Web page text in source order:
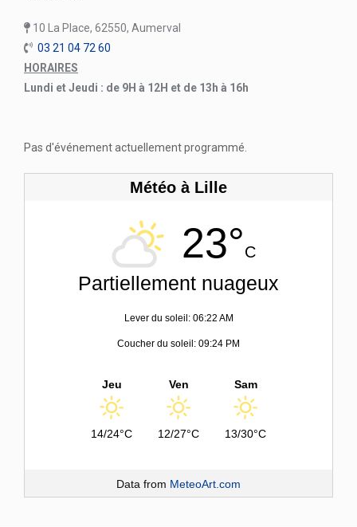
10 La Place, 62550, Aumerval
03 21 04 72 60
HORAIRES
Lundi et Jeudi : de 9H à 12H et de 13h à 16h
Pas d'événement actuellement programmé.
Météo à Lille
23°C
Partiellement nuageux
Lever du soleil: 06:22 AM
Coucher du soleil: 09:24 PM
Jeu
14/24°C
Ven
12/27°C
Sam
13/30°C
Data from MeteoArt.com